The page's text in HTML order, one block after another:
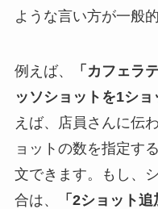
ような言い方が一般的
例えば、
「カフェラ
ッソショットを1ショ
えば、店員さんに伝
ョットの数を指定す
文できます。もし、
合は、
「2ショット